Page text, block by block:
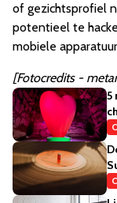
of gezichtsprofiel
potentieel te
mobiele
[Fotocredits -
5